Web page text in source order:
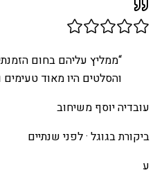
“ממליץ עליהם בחום
והסלטים היו מאוד
עובדיה יוסף משיחוב
ביקורת בגוגל ·לפני שנתיים
ע